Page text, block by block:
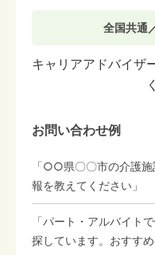
全国共通
キャリアアドバイザ
お問い合わせ例
「○○県〇〇市の介護
報を教えてください」
「パート・アルバイト
探しています。おすすめ